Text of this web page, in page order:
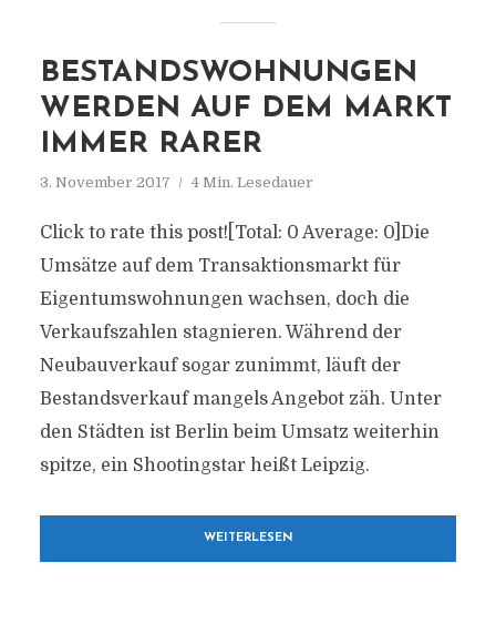
BESTANDSWOHNUNGEN
WERDEN AUF DEM MARKT
IMMER RARER
3. November 2017 4 Min. Lesedauer
Click to rate this post![Total: 0 Average: 0]Die
Umsätze auf dem Transaktionsmarkt für
Eigentumswohnungen wachsen, doch die
Verkaufszahlen stagnieren. Während der
Neubauverkauf sogar zunimmt, läuft der
Bestandsverkauf mangels Angebot zäh. Unter
den Städten ist Berlin beim Umsatz weiterhin
spitze, ein Shootingstar heißt Leipzig.
WEITERLESEN